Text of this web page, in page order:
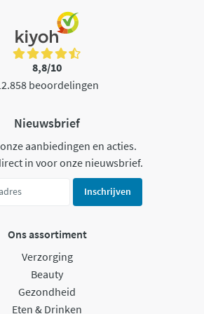
8,8/10
beoordelingen
Nieuwsbrief
aanbiedingen en acties.
in voor onze nieuwsbrief.
Inschrijven
Ons assortiment
Verzorging
Beauty
Gezondheid
Eten & Drinken